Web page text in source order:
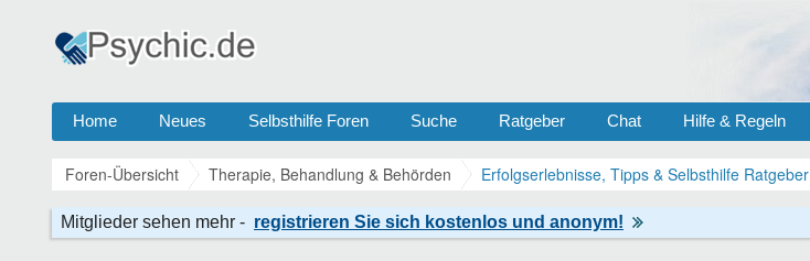
Home Neues Selbsthilfe Foren Suche Ratgeber Chat Hilfe & Regeln
Foren-Übersicht Therapie, Behandlung & Behörden Erfolgserlebnisse, Tipps & Selbsthilfe Ratgeber